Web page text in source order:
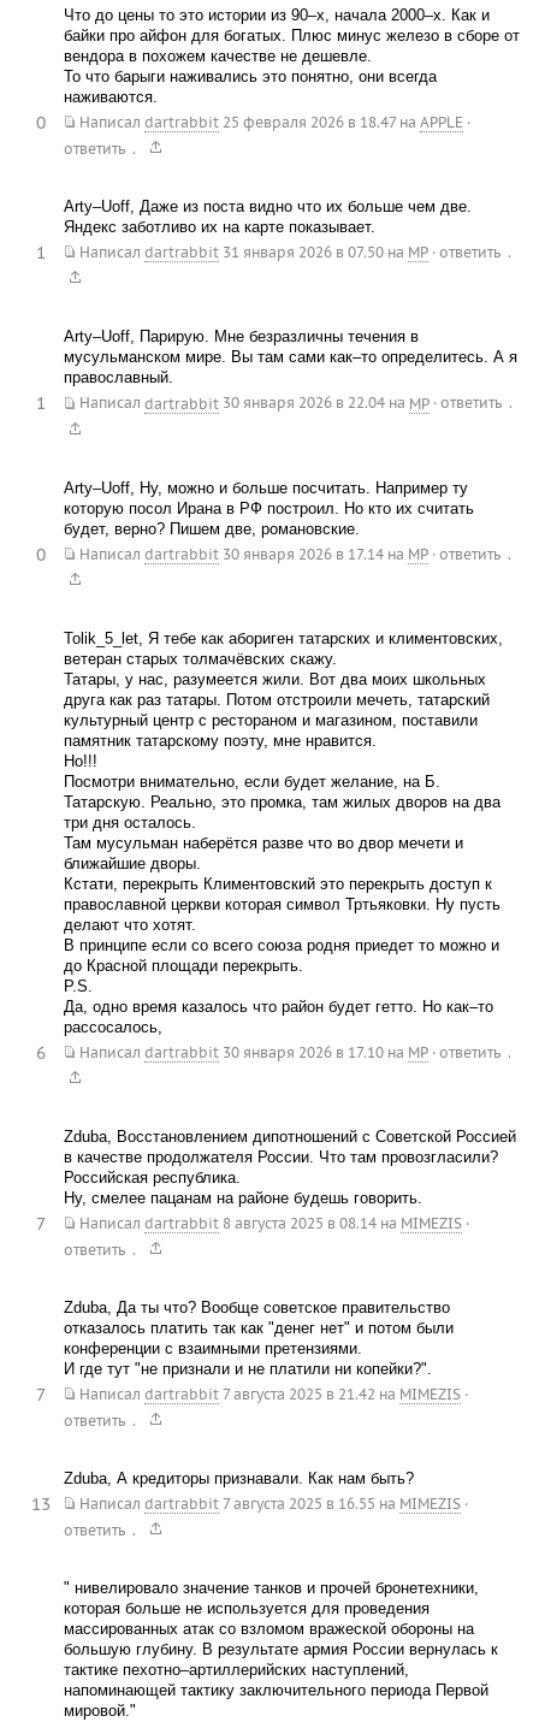
Что до цены то это истории из 90–х, начала 2000–х. Как и
байки про айфон для богатых. Плюс минус железо в сборе от
вендора в похожем качестве не дешевле.
То что барыги наживались это понятно, они всегда
наживаются.
Написал dartrabbit 25 февраля 2026 в 18.47на APPLE ·
ответить .
0
Arty–Uoff, Даже из поста видно что их больше чем две.
Яндекс заботливо их на карте показывает.
Написал dartrabbit 31 января 2026 в 07.50на MP · ответить .
1
Arty–Uoff, Парирую. Мне безразличны течения в
мусульманском мире. Вы там сами как–то определитесь. А я
православный.
Написал dartrabbit 30 января 2026 в 22.04на MP · ответить .
1
Arty–Uoff, Ну, можно и больше посчитать. Например ту
которую посол Ирана в РФ построил. Но кто их считать
будет, верно? Пишем две, романовские.
Написал dartrabbit 30 января 2026 в 17.14на MP · ответить .
0
Tolik_5_let, Я тебе как абориген татарских и климентовских,
ветеран старых толмачёвских скажу.
Татары, у нас, разумеется жили. Вот два моих школьных
друга как раз татары. Потом отстроили мечеть, татарский
культурный центр с рестораном и магазином, поставили
памятник татарскому поэту, мне нравится.
Но!!!
Посмотри внимательно, если будет желание, на Б.
Татарскую. Реально, это промка, там жилых дворов на два
три дня осталось.
Там мусульман наберётся разве что во двор мечети и
ближайшие дворы.
Кстати, перекрыть Климентовский это перекрыть доступ к
православной церкви которая символ Тртьяковки. Ну пусть
делают что хотят.
В принципе если со всего союза родня приедет то можно и
до Красной площади перекрыть.
P.S.
Да, одно время казалось что район будет гетто. Но как–то
рассосалось,
Написал dartrabbit 30 января 2026 в 17.10на MP · ответить .
6
Zduba, Восстановлением дипотношений с Советской Россией
в качестве продолжателя России. Что там провозгласили?
Российская республика.
Ну, смелее пацанам на районе будешь говорить.
Написал dartrabbit 8 августа 2025 в 08.14на MIMEZIS ·
ответить .
7
Zduba, Да ты что? Вообще советское правительство
отказалось платить так как "денег нет" и потом были
конференции с взаимными претензиями.
И где тут "не признали и не платили ни копейки?".
Написал dartrabbit 7 августа 2025 в 21.42 на MIMEZIS ·
ответить .
7
Zduba, А кредиторы признавали. Как нам быть?
Написал dartrabbit 7 августа 2025 в 16.55 на MIMEZIS ·
ответить .
13
" нивелировало значение танков и прочей бронетехники,
которая больше не используется для проведения
массированных атак со взломом вражеской обороны на
большую глубину. В результате армия России вернулась к
тактике пехотно–артиллерийских наступлений,
напоминающей тактику заключительного периода Первой
мировой."